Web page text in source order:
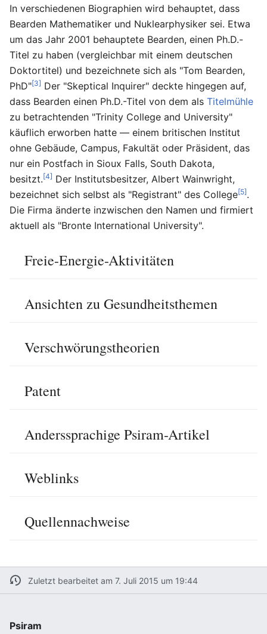
In verschiedenen Biographien wird behauptet, dass
Bearden Mathematiker und Nuklearphysiker sei. Etwa
um das Jahr 2001 behauptete Bearden, einen Ph.D.-
Titel zu haben (vergleichbar mit einem deutschen
Doktortitel) und bezeichnete sich als "Tom Bearden,
PhD"[3] Der "Skeptical Inquirer" deckte hingegen auf,
dass Bearden einen Ph.D.-Titel von dem als Titelmühle
zu betrachtenden "Trinity College and University"
käuflich erworben hatte — einem britischen Institut
ohne Gebäude, Campus, Fakultät oder Präsident, das
nur ein Postfach in Sioux Falls, South Dakota,
besitzt.[4] Der Institutsbesitzer, Albert Wainwright,
bezeichnet sich selbst als "Registrant" des College[5].
Die Firma änderte inzwischen den Namen und firmiert
aktuell als "Bronte International University".
Freie-Energie-Aktivitäten
Ansichten zu Gesundheitsthemen
Verschwörungstheorien
Patent
Anderssprachige Psiram-Artikel
Weblinks
Quellennachweise
Zuletzt bearbeitet am 7. Juli 2015 um 19:44
Psiram